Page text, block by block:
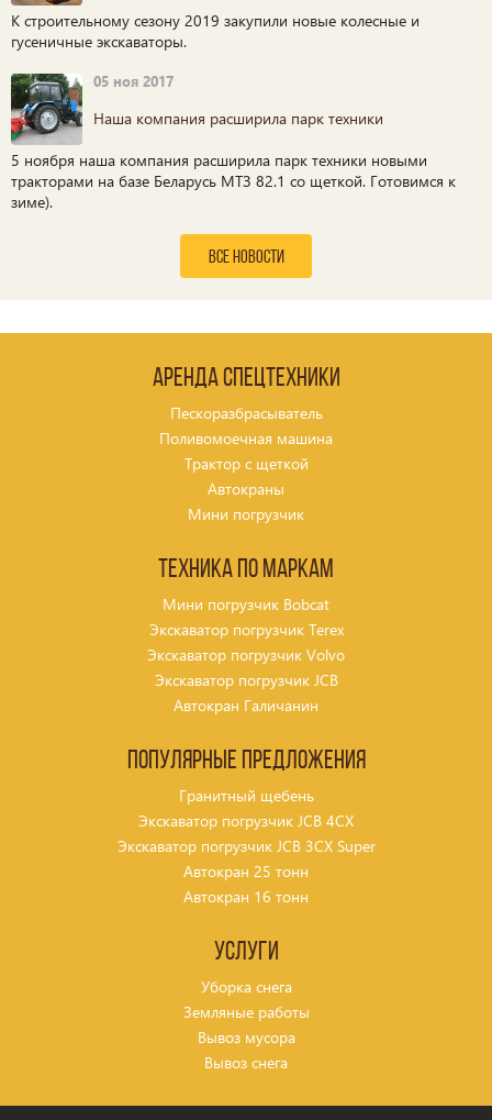
К строительному сезону 2019 закупили новые колесные и
гусеничные экскаваторы.
05 ноя 2017
Наша компания расширила парк техники
5 ноября наша компания расширила парк техники новыми
тракторами на базе Беларусь МТЗ 82.1 со щеткой. Готовимся к
зиме).
все новости
Аренда спецтехники
Пескоразбрасыватель
Поливомоечная машина
Трактор с щеткой
Автокраны
Мини погрузчик
Техника по маркам
Мини погрузчик Bobcat
Экскаватор погрузчик Terex
Экскаватор погрузчик Volvo
Экскаватор погрузчик JCB
Автокран Галичанин
Популярные предложения
Гранитный щебень
Экскаватор погрузчик JCB 4CX
Экскаватор погрузчик JCB 3CX Super
Автокран 25 тонн
Автокран 16 тонн
Услуги
Уборка снега
Земляные работы
Вывоз мусора
Вывоз снега